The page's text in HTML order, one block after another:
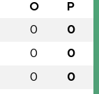
O P
0 0
0 0
0 0